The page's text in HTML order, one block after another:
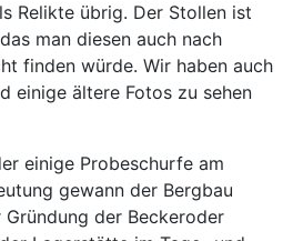
Relikte übrig. Der Stollen ist
man diesen auch nach
finden würde. Wir haben auch
einige ältere Fotos zu sehen
einige Probeschurfe am
gewann der Bergbau
der Beckeroder